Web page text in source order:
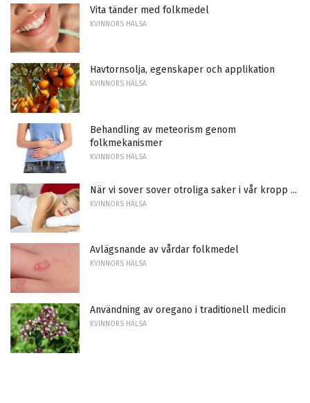
Vita tänder med folkmedel
KVINNORS HÄLSA
Havtornsolja, egenskaper och applikation
KVINNORS HÄLSA
Behandling av meteorism genom
folkmekanismer
KVINNORS HÄLSA
När vi sover sover otroliga saker i vår kropp ...
KVINNORS HÄLSA
Avlägsnande av vårdar folkmedel
KVINNORS HÄLSA
Användning av oregano i traditionell medicin
KVINNORS HÄLSA